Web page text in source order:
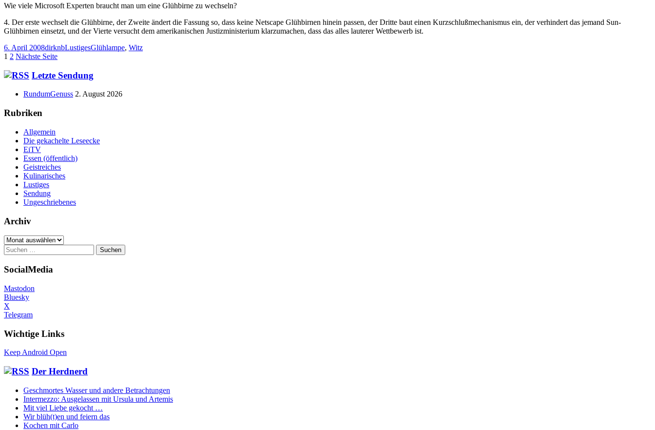
Wie viele Microsoft Experten braucht man um eine Glühbirne zu wechseln?
4. Der erste wechselt die Glühbirne, der Zweite ändert die Fassung so, dass keine Netscape Glühbirnen hinein passen, der Dritte baut einen Kurzschlußmechanismus ein, der verhindert das jemand Sun-
Glühbirnen einsetzt, und der Vierte versucht dem amerikanischen Justizministerium klarzumachen, dass das alles lauterer Wettbewerb ist.
Veröffentlicht
am
6. April 2008Autor
dirknbKategorien
LustigesSchlagwörter
Glühlampe, Witz
Seitennummerierung
der
Seite
1 Seite
2 Nächste Seite
Haupt-
Seitenleiste
Letzte Sendung
RundumGenuss 2. August 2026
Rubriken
Allgemein
Die gekachelte Leseecke
EiTV
Essen (öffentlich)
Geistreiches
Kulinarisches
Lustiges
Sendung
Ungeschriebenes
Archiv
Archiv
Suchen
nach:
SocialMedia
Mastodon
Bluesky
X
Telegram
Wichtige Links
Keep Android Open
Der Herdnerd
Geschmortes Wasser und andere Betrachtungen
Intermezzo: Ausgelassen mit Ursula und Artemis
Mit viel Liebe gekocht …
Wir blüh(t)en und feiern das
Kochen mit Carlo